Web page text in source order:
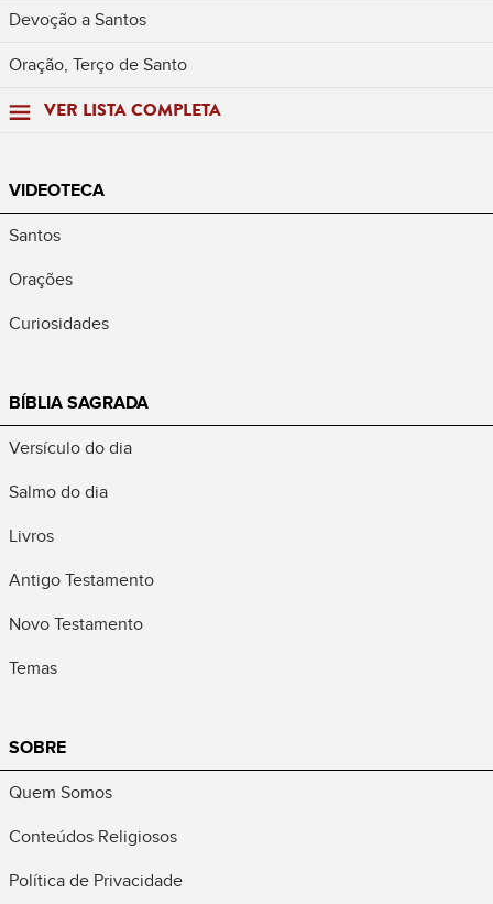
Devoção a Santos
Oração, Terço de Santo
VER LISTA COMPLETA
VIDEOTECA
Santos
Orações
Curiosidades
BÍBLIA SAGRADA
Versículo do dia
Salmo do dia
Livros
Antigo Testamento
Novo Testamento
Temas
SOBRE
Quem Somos
Conteúdos Religiosos
Política de Privacidade